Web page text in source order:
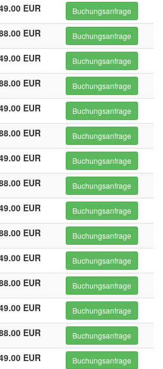
EUR Buchungsanfrage
EUR Buchungsanfrage
EUR Buchungsanfrage
EUR Buchungsanfrage
EUR Buchungsanfrage
EUR Buchungsanfrage
EUR Buchungsanfrage
EUR Buchungsanfrage
EUR Buchungsanfrage
EUR Buchungsanfrage
EUR Buchungsanfrage
EUR Buchungsanfrage
EUR Buchungsanfrage
EUR Buchungsanfrage
EUR Buchungsanfrage